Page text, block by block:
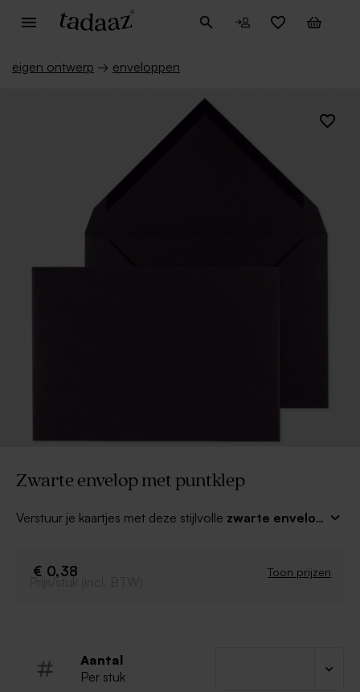
eigen ontwerp → enveloppen
Zwarte envelop met puntklep
Verstuur je kaartjes met deze stijlvolle zwarte envelop
versturen. Met handige zelfklevende plakstrip!
€ 0,38 Toon prijzen
Prijs/stuk (incl. BTW)
Aantal
Per stuk